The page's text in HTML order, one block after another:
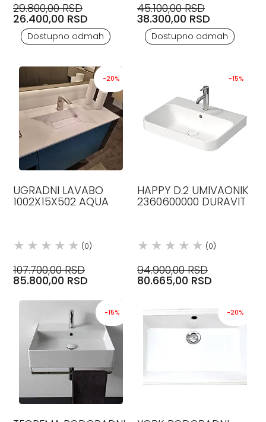
29.800,00 RSD
26.400,00 RSD
Dostupno odmah
45.100,00 RSD
38.300,00 RSD
Dostupno odmah
-20%
UGRADNI LAVABO
1002X15X502 AQUA
(0)
107.700,00 RSD
85.800,00 RSD
-15%
HAPPY D.2 UMIVAONIK
2360600000 DURAVIT
(0)
94.900,00 RSD
80.665,00 RSD
-15% -20%